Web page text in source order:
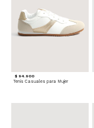
$ 94.900
Tenis Casuales para Mujer